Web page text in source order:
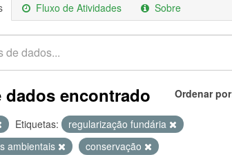
Fluxo de Atividades Sobre
Ordenar por
encontrado
Etiquetas:
regularização fundária
ambientais
conservação